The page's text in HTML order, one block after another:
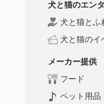
犬と猫のエン
犬と猫とふ
犬と猫のイ
メーカー提供
フード
ペット用品